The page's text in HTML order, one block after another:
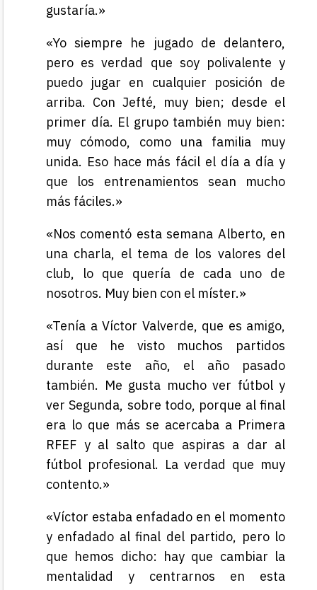
gustaría.»
«Yo siempre he jugado de delantero,
pero es verdad que soy polivalente y
puedo jugar en cualquier posición de
arriba. Con Jefté, muy bien; desde el
primer día. El grupo también muy bien:
muy cómodo, como una familia muy
unida. Eso hace más fácil el día a día y
que los entrenamientos sean mucho
más fáciles.»
«Nos comentó esta semana Alberto, en
una charla, el tema de los valores del
club, lo que quería de cada uno de
nosotros. Muy bien con el míster.»
«Tenía a Víctor Valverde, que es amigo,
así que he visto muchos partidos
durante este año, el año pasado
también. Me gusta mucho ver fútbol y
ver Segunda, sobre todo, porque al final
era lo que más se acercaba a Primera
RFEF y al salto que aspiras a dar al
fútbol profesional. La verdad que muy
contento.»
«Víctor estaba enfadado en el momento
y enfadado al final del partido, pero lo
que hemos dicho: hay que cambiar la
mentalidad y centrarnos en esta